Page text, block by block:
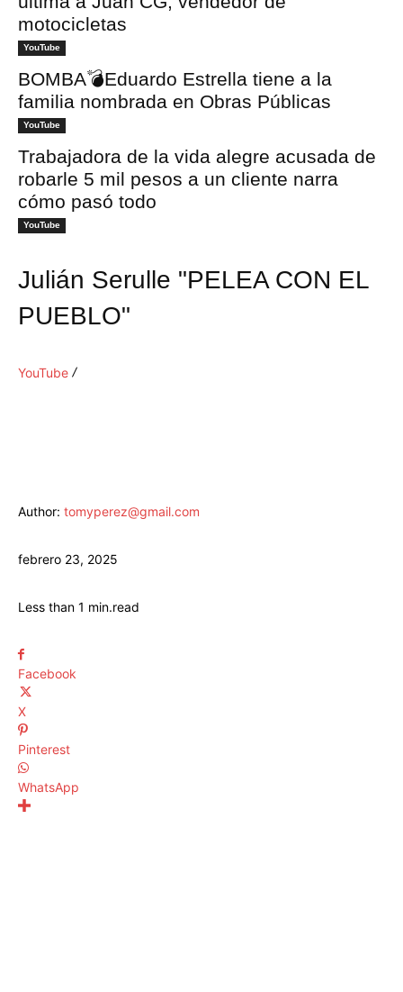
motocicletas
YouTube
BOMBA💣Eduardo Estrella tiene a la
familia nombrada en Obras Públicas
YouTube
Trabajadora de la vida alegre acusada de
robarle 5 mil pesos a un cliente narra
cómo pasó todo
YouTube
Julián Serulle "PELEA CON EL
PUEBLO"
YouTube
Author: tomyperez@gmail.com
febrero 23, 2025
Less than 1 min.read
Facebook
X
Pinterest
WhatsApp